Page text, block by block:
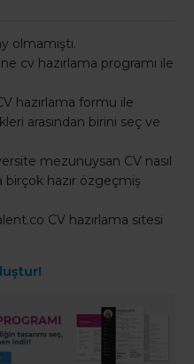
olmamıştı.
cv hazırlama programı ile
hazırlama formu ile
arasından birini seç ve
mezunuysan CV nasıl
birçok hazır özgeçmiş
CV hazırlama sitesi